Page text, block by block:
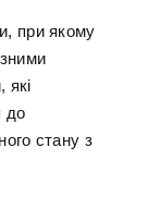
при якому
які
до
стану з